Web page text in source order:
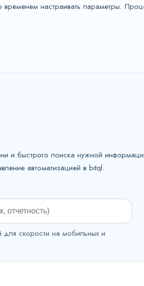
настраивать параметры.
и быстрого поиска нужной
автоматизацией в bitql.
для скорости на мобильных и